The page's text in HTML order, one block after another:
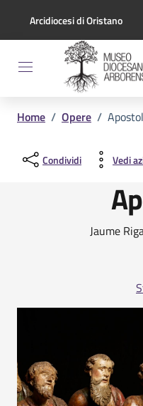
Arcidiocesi di Oristano
Home / Opere /
Condividi Vedi
Jaume